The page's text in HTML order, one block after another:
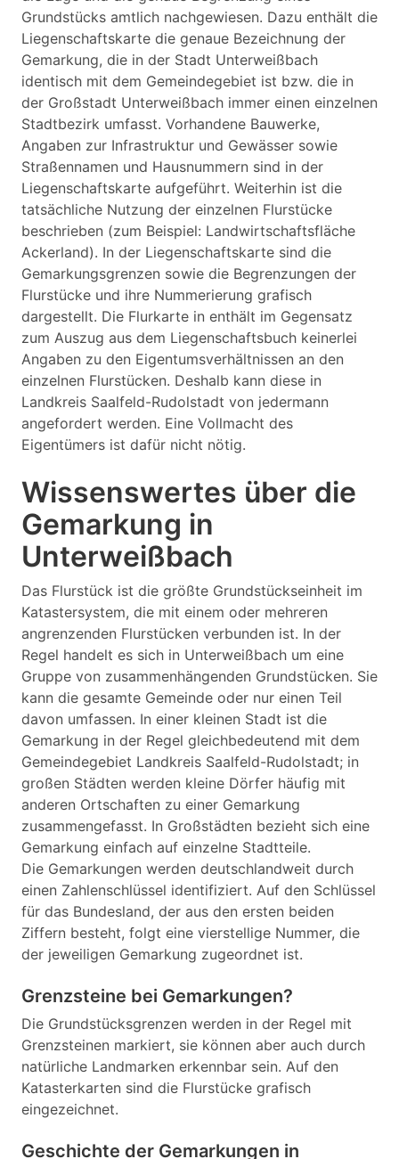
Grundstücks amtlich nachgewiesen. Dazu enthält die
Liegenschaftskarte die genaue Bezeichnung der
Gemarkung, die in der Stadt Unterweißbach
identisch mit dem Gemeindegebiet ist bzw. die in
der Großstadt Unterweißbach immer einen einzelnen
Stadtbezirk umfasst. Vorhandene Bauwerke,
Angaben zur Infrastruktur und Gewässer sowie
Straßennamen und Hausnummern sind in der
Liegenschaftskarte aufgeführt. Weiterhin ist die
tatsächliche Nutzung der einzelnen Flurstücke
beschrieben (zum Beispiel: Landwirtschaftsfläche
Ackerland). In der Liegenschaftskarte sind die
Gemarkungsgrenzen sowie die Begrenzungen der
Flurstücke und ihre Nummerierung grafisch
dargestellt. Die Flurkarte in enthält im Gegensatz
zum Auszug aus dem Liegenschaftsbuch keinerlei
Angaben zu den Eigentumsverhältnissen an den
einzelnen Flurstücken. Deshalb kann diese in
Landkreis Saalfeld-Rudolstadt von jedermann
angefordert werden. Eine Vollmacht des
Eigentümers ist dafür nicht nötig.
Wissenswertes über die
Gemarkung in
Unterweißbach
Das Flurstück ist die größte Grundstückseinheit im
Katastersystem, die mit einem oder mehreren
angrenzenden Flurstücken verbunden ist. In der
Regel handelt es sich in Unterweißbach um eine
Gruppe von zusammenhängenden Grundstücken. Sie
kann die gesamte Gemeinde oder nur einen Teil
davon umfassen. In einer kleinen Stadt ist die
Gemarkung in der Regel gleichbedeutend mit dem
Gemeindegebiet Landkreis Saalfeld-Rudolstadt; in
großen Städten werden kleine Dörfer häufig mit
anderen Ortschaften zu einer Gemarkung
zusammengefasst. In Großstädten bezieht sich eine
Gemarkung einfach auf einzelne Stadtteile.
Die Gemarkungen werden deutschlandweit durch
einen Zahlenschlüssel identifiziert. Auf den Schlüssel
für das Bundesland, der aus den ersten beiden
Ziffern besteht, folgt eine vierstellige Nummer, die
der jeweiligen Gemarkung zugeordnet ist.
Grenzsteine bei Gemarkungen?
Die Grundstücksgrenzen werden in der Regel mit
Grenzsteinen markiert, sie können aber auch durch
natürliche Landmarken erkennbar sein. Auf den
Katasterkarten sind die Flurstücke grafisch
eingezeichnet.
Geschichte der Gemarkungen in